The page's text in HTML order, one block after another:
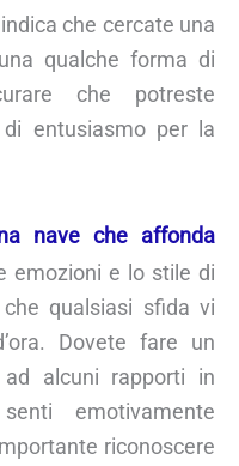
che cercate una
qualche forma di
che potreste
entusiasmo per la
nave che affonda
emozioni e lo stile di
qualsiasi sfida vi
Dovete fare un
alcuni rapporti in
emotivamente
riconoscere